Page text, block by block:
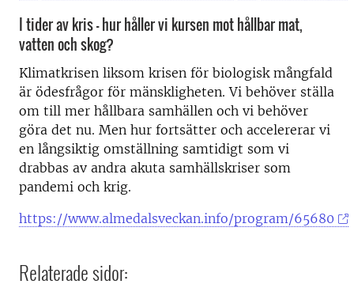
I tider av kris - hur håller vi kursen mot hållbar mat,
vatten och skog?
Klimatkrisen liksom krisen för biologisk mångfald
är ödesfrågor för mänskligheten. Vi behöver ställa
om till mer hållbara samhällen och vi behöver
göra det nu. Men hur fortsätter och accelererar vi
en långsiktig omställning samtidigt som vi
drabbas av andra akuta samhällskriser som
pandemi och krig.
https://www.almedalsveckan.info/program/65680
Relaterade sidor: